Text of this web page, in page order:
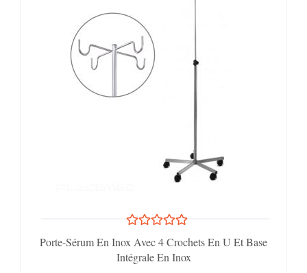
Porte-Sérum En Inox Avec 4 Crochets En U Et Base
Intégrale En Inox